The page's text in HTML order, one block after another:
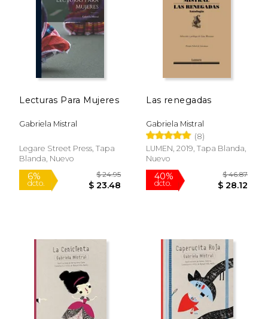
40%
dcto.
40%
dcto.
Lecturas Para Mujeres
Gabriela Mistral
Legare Street Press, Tapa
Blanda, Nuevo
Las renegadas
Gabriela Mistral
(8)
LUMEN, 2019, Tapa Blanda,
Nuevo